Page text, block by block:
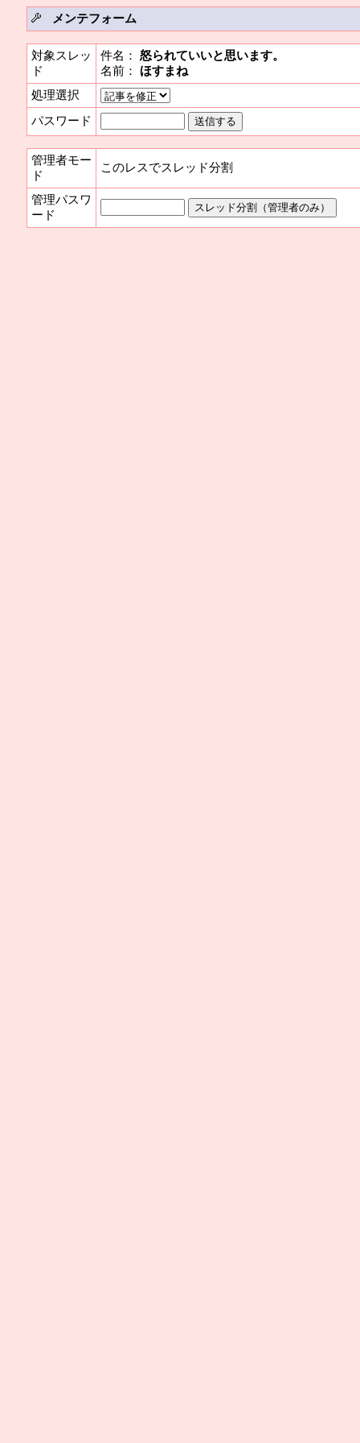
メンテフォーム
対象スレッ
ド
件名： 怒られていいと思います。
名前： ほすまね
処理選択
パスワード
管理者モー
ド
このレスでスレッド分割
管理パスワ
ード